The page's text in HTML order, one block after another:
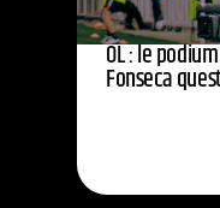
OL : le
Fonseca